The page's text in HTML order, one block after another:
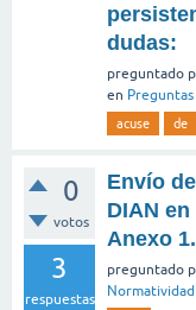
dudas:
preguntado
en Preguntas
acuse de
0
votos
3
respuestas
Envío
DIAN
Anexo
preguntado
Normatividad